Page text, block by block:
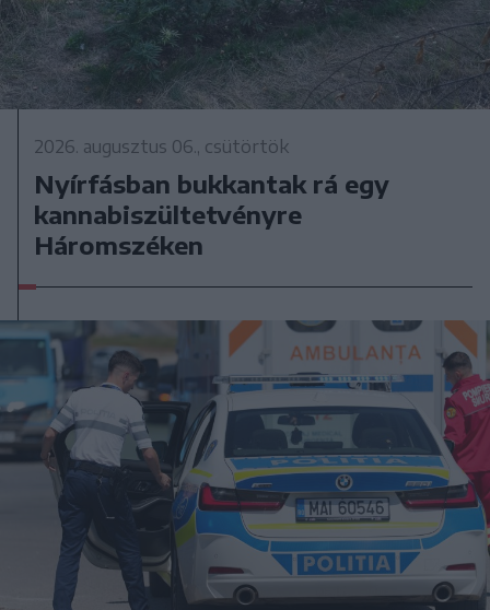
2026. augusztus 06., csütörtök
Nyírfásban bukkantak rá egy
kannabiszültetvényre
Háromszéken